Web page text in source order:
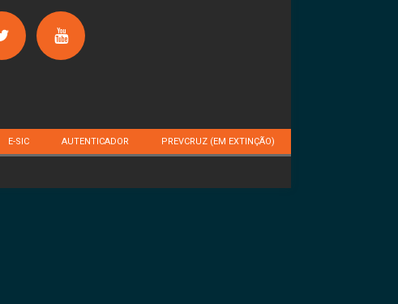
E-SIC AUTENTICADOR PREVCRUZ (EM EXTINÇÃO)